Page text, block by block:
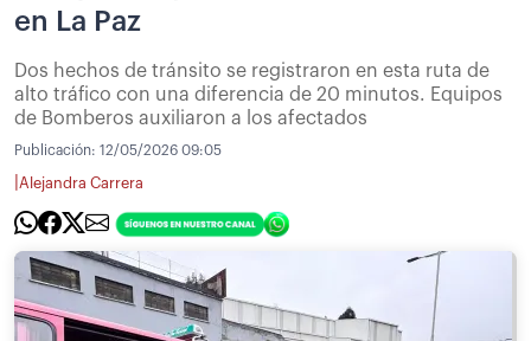
en La Paz
Dos hechos de tránsito se registraron en esta ruta de
alto tráfico con una diferencia de 20 minutos. Equipos
de Bomberos auxiliaron a los afectados
Publicación: 12/05/2026 09:05
Alejandra Carrera